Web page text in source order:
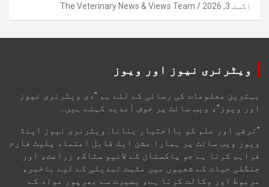
اگست 3, 2026 The Veterinary News & Views Team
ویٹرنری نیوز اور ویوز
بہترین معلومات کی رسائی کے لئے ہم "دی ویٹرنری نیوز
اور ویوز"، ویب سائٹ پر خوش آمدید کہتے ہیں۔
"ترقی اور علم کو بااختیار بنانا: ویٹرنری نیوز اینڈ
ویوز ویب سائٹ پر ہمارا مشن ایک قابل اعتماد پلیٹ فارم
فراہم کرنا ہے جو پاکستان کے لائیو سٹاک، زراعت، اور
جنگلی حیات کے شعبوں میں مثبت تبدیلی کے لیے باخبر،
مربوط اور وکالت کرتا ہے، بصیرت سے بھرپور مواد کے